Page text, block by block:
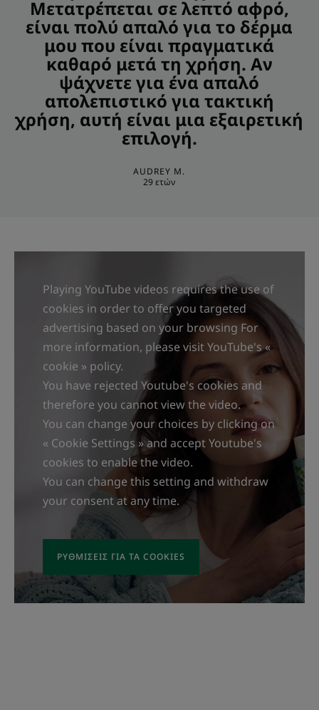
Μετατρέπεται σε λεπτό αφρό,
είναι πολύ απαλό για το δέρμα
μου που είναι πραγματικά
καθαρό μετά τη χρήση. Αν
ψάχνετε για ένα απαλό
απολεπιστικό για τακτική
χρήση, αυτή είναι μια εξαιρετική
επιλογή.
AUDREY M.
29 ετών
Playing YouTube videos requires the use of
cookies in order to offer you targeted
advertising based on your browsing For
more information, please visit YouTube's «
cookie » policy.
You have rejected Youtube's cookies and
therefore you cannot view the video.
You can change your choices by clicking on
« Cookie Settings » and accept Youtube's
cookies to enable the video.
You can change this setting and withdraw
your consent at any time.
ΡΥΘΜΊΣΕΙΣ ΓΙΑ ΤΑ COOKIES